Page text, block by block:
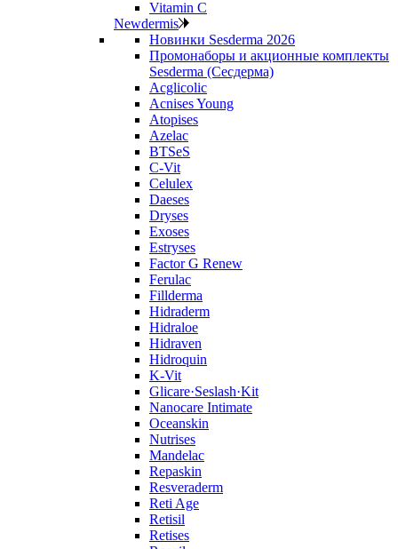
Vitamin C
Newdermis
Новинки Sesderma 2026
Промонаборы и акционные комплекты
Sesderma (Сесдерма)
Acglicolic
Acnises Young
Atopises
Azelac
BTSeS
C‑Vit
Celulex
Daeses
Dryses
Exoses
Estryses
Factor G Renew
Ferulac
Fillderma
Hidraderm
Hidraloe
Hidraven
Hidroquin
K-Vit
Glicare·Seslash·Kit
Nanocare Intimate
Oceanskin
Nutrises
Mandelac
Repaskin
Resveraderm
Reti Age
Retisil
Retises